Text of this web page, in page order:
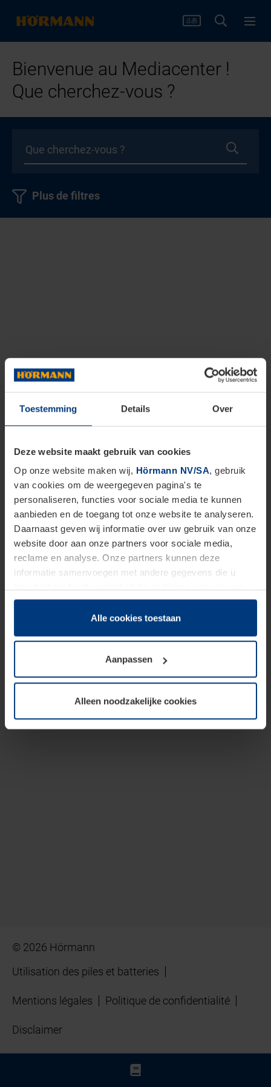
Toestemming Details Over
Deze website maakt gebruik van cookies
Op onze website maken wij, Hörmann NV/SA, gebruik
van cookies om de weergegeven pagina's te
personaliseren, functies voor sociale media te kunnen
aanbieden en de toegang tot onze website te analyseren.
Daarnaast geven wij informatie over uw gebruik van onze
website door aan onze partners voor sociale media,
reclame en analyse. Onze partners kunnen deze
informatie samenvoegen met andere gegevens die u
hun diensten hebben verzameld.
Juridisch hebben wij het recht om cookies op uw
van deze pagina's absoluut vereist is. Voor alle andere
soorten cookies is uw toestemming benodigd. Uw
toestemming kunt u op elk moment bij de uitleg van de
wijzigen of herroepen.
Alle cookies toestaan
Aanpassen
Alleen noodzakelijke cookies
Bienvenue au Mediacenter !
Que cherchez-vous ?
Plus de filtres
© 2026 Hörmann
Utilisation des piles et batteries
Mentions légales Politique de confidentialité
Disclaimer